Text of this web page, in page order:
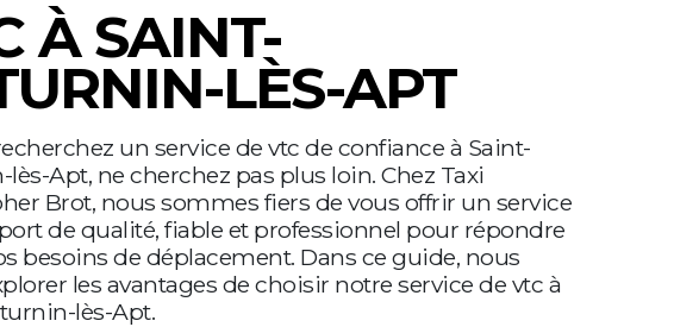
À SAINT-
LÈS-APT
un service de vtc de confiance à Saint-
lès-Apt, ne cherchez pas plus loin. Chez Taxi
Brot, nous sommes fiers de vous offrir un service
de qualité, fiable et professionnel pour répondre
besoins de déplacement. Dans ce guide, nous
les avantages de choisir notre service de vtc à
lès-Apt.